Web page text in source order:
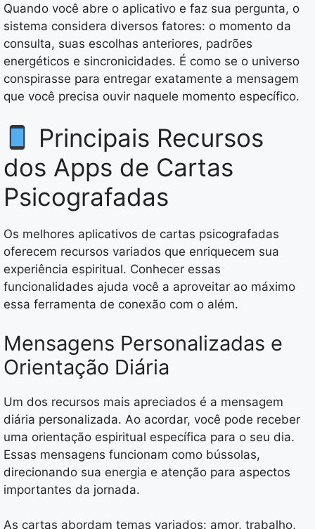
Quando você abre o aplicativo e faz sua pergunta, o
sistema considera diversos fatores: o momento da
consulta, suas escolhas anteriores, padrões
energéticos e sincronicidades. É como se o universo
conspirasse para entregar exatamente a mensagem
que você precisa ouvir naquele momento específico.
Principais Recursos
dos Apps de Cartas
Psicografadas
Os melhores aplicativos de cartas psicografadas
oferecem recursos variados que enriquecem sua
experiência espiritual. Conhecer essas
funcionalidades ajuda você a aproveitar ao máximo
essa ferramenta de conexão com o além.
Mensagens Personalizadas e
Orientação Diária
Um dos recursos mais apreciados é a mensagem
diária personalizada. Ao acordar, você pode receber
uma orientação espiritual específica para o seu dia.
Essas mensagens funcionam como bússolas,
direcionando sua energia e atenção para aspectos
importantes da jornada.
As cartas abordam temas variados: amor, trabalho,